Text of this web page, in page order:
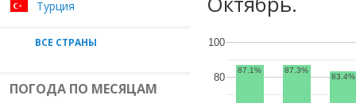
Турция
ВСЕ СТРАНЫ
ПОГОДА ПО МЕСЯЦАМ
80
100
87.1% 87.3%
83.4%